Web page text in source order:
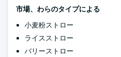
市場、わらのタイプによる
小麦粉ストロー
ライスストロー
バリーストロー